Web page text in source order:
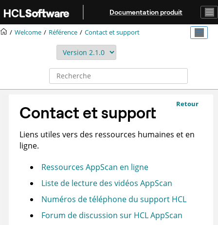
Aller au contenu principal
Documentation produit
Welcome Référence Contact et support
Retour
Contact et support
Liens utiles vers des ressources humaines et en
ligne.
Ressources AppScan en ligne
Liste de lecture des vidéos AppScan
Numéros de téléphone du support HCL
Forum de discussion sur HCL AppScan